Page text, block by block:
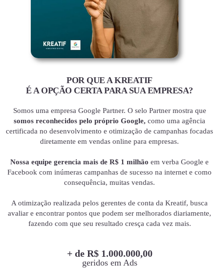
POR QUE A KREATIF
É A OPÇÃO CERTA PARA SUA EMPRESA?
Somos uma empresa Google Partner. O selo Partner mostra que
somos reconhecidos pelo próprio Google, como uma agência
certificada no desenvolvimento e otimização de campanhas focadas
diretamente em vendas online para empresas.
Nossa equipe gerencia mais de R$ 1 milhão em verba Google e
Facebook com inúmeras campanhas de sucesso na internet e como
consequência, muitas vendas.
A otimização realizada pelos gerentes de conta da Kreatif, busca
avaliar e encontrar pontos que podem ser melhorados diariamente,
fazendo com que seu resultado cresça cada vez mais.
+ de R$ 1.000.000,00
geridos em Ads